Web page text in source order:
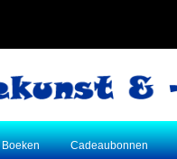
Boeken Cadeaubonnen